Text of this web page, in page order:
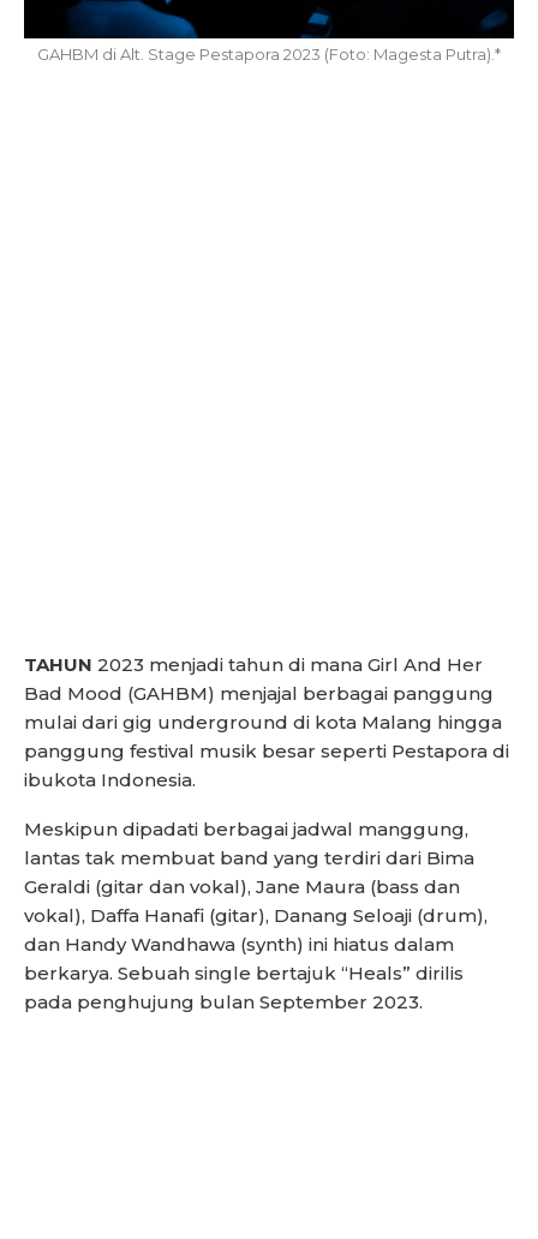
GAHBM di Alt. Stage Pestapora 2023 (Foto: Magesta Putra).*
TAHUN 2023 menjadi tahun di mana Girl And Her
Bad Mood (GAHBM) menjajal berbagai panggung
mulai dari gig underground di kota Malang hingga
panggung festival musik besar seperti Pestapora di
ibukota Indonesia.
Meskipun dipadati berbagai jadwal manggung,
lantas tak membuat band yang terdiri dari Bima
Geraldi (gitar dan vokal), Jane Maura (bass dan
vokal), Daffa Hanafi (gitar), Danang Seloaji (drum),
dan Handy Wandhawa (synth) ini hiatus dalam
berkarya. Sebuah single bertajuk “Heals” dirilis
pada penghujung bulan September 2023.